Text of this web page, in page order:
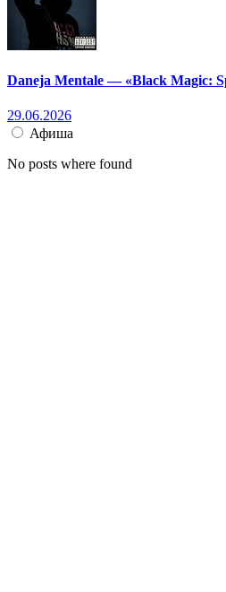
Daneja Mentale — «Black Magic:
29.06.2026
Афиша
No posts where found